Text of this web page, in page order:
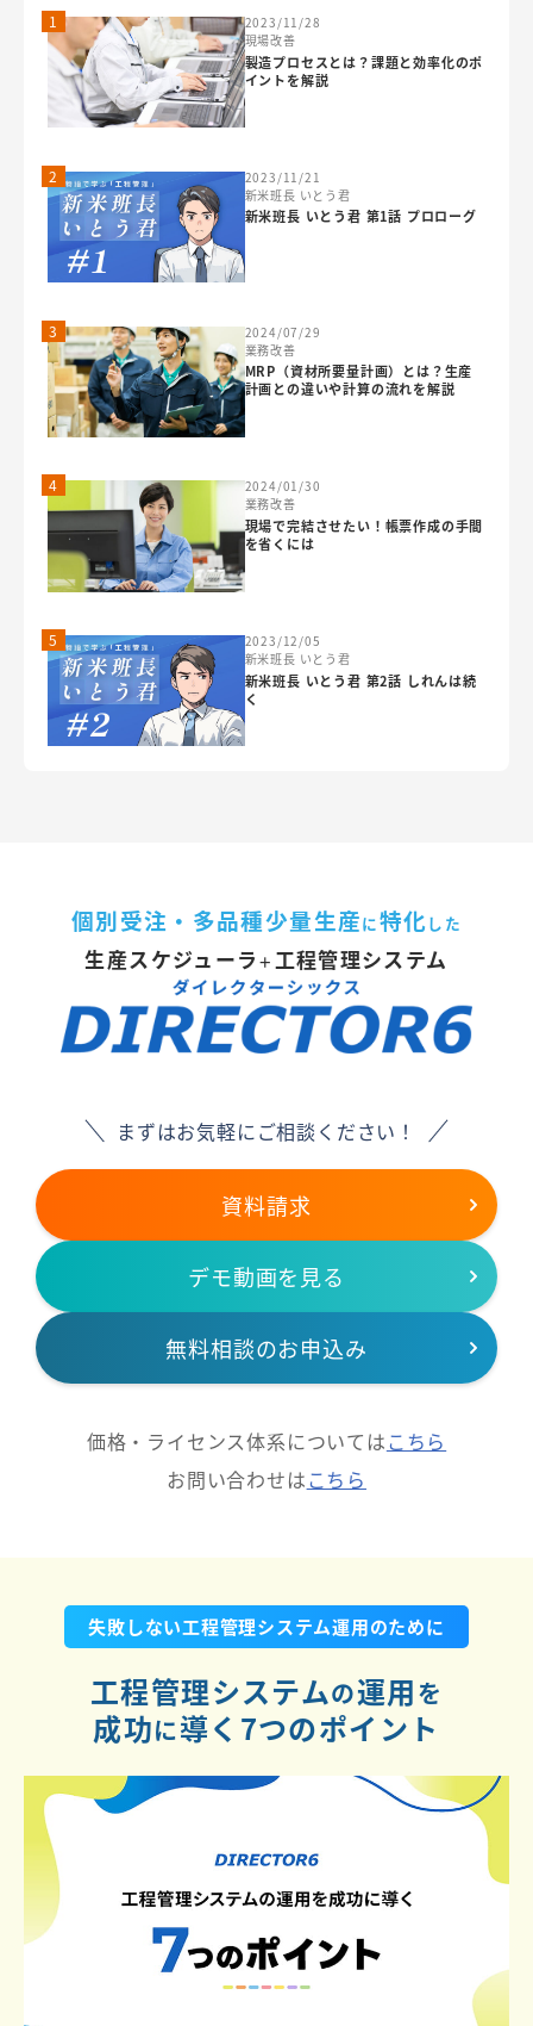
1
2023/11/28
現場改善
製造プロセスとは？課題と効率化のポ
イントを解説
2
2023/11/21
新米班長 いとう君
新米班長 いとう君 第1話 プロローグ
3
2024/07/29
業務改善
MRP（資材所要量計画）とは？生産
計画との違いや計算の流れを解説
4
2024/01/30
業務改善
現場で完結させたい！帳票作成の手間
を省くには
5
2023/12/05
新米班長 いとう君
新米班長 いとう君 第2話 しれんは続
く
個別受注・多品種少量生産に特化した
生産スケジューラ ＋ 工程管理システム
まずはお気軽にご相談ください！
資料請求
デモ動画を見る
無料相談のお申込み
価格・ライセンス体系についてはこちら
お問い合わせはこちら
失敗しない工程管理システム運用のために
工程管理システムの運用を
成功に導く7つのポイント